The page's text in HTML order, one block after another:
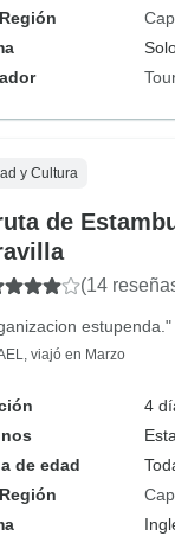
y Cultura
de
(14
estupenda."
viajó en Marzo
4
de edad